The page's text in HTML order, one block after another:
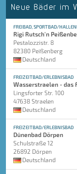
Neue Bäder im
FREIBAD, SPORTBAD/
Rigi Rutsch'n
Pestalozzistr. 8
82380 Peißenberg
Deutschland
FREIZEITBAD/ERLEBNISBAD
Wasserstraelen - das
Lingsforter Str. 100
47638 Straelen
Deutschland
FREIZEITBAD/ERLEBNISBAD
Dünenbad Dörpen
Schulstraße 12
26892 Dörpen
Deutschland